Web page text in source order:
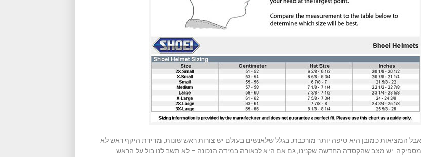
אבל המציאות כמובן היא טיפה יותר מורכבת. בגלל שלאנשים בעולם יש צורות ראש שונות, מדידת היקף ראש לא
מספיקה. יש מצב שהקסדה החדשה שקנינו, גם אם היא לכאורה במידה הנכונה – לא תשב לנו בול על הראש.